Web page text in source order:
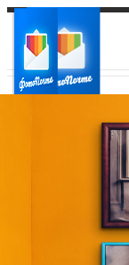
Ваш регион
Выберите из